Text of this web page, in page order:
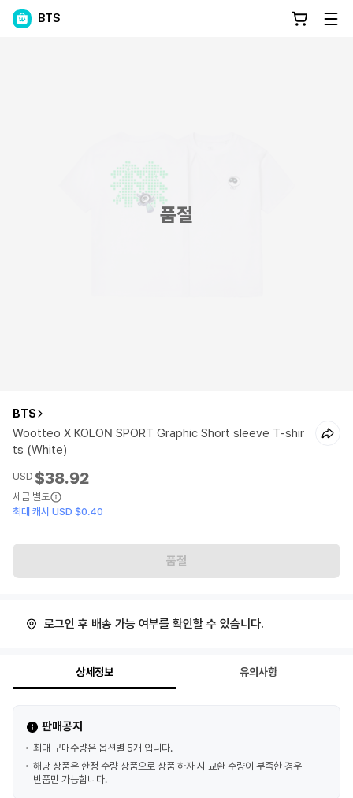
BTS
품절
BTS
Wootteo X KOLON SPORT Graphic Short sleeve T-shir
ts (White)
USD $38.92
세금 별도
최대 캐시 USD $0.40
품절
로그인 후 배송 가능 여부를 확인할 수 있습니다.
상세정보 유의사항
판매공지
최대 구매수량은 옵션별 5개 입니다.
해당 상품은 한정 수량 상품으로 상품 하자 시 교환 수량이 부족한 경우
반품만 가능합니다.